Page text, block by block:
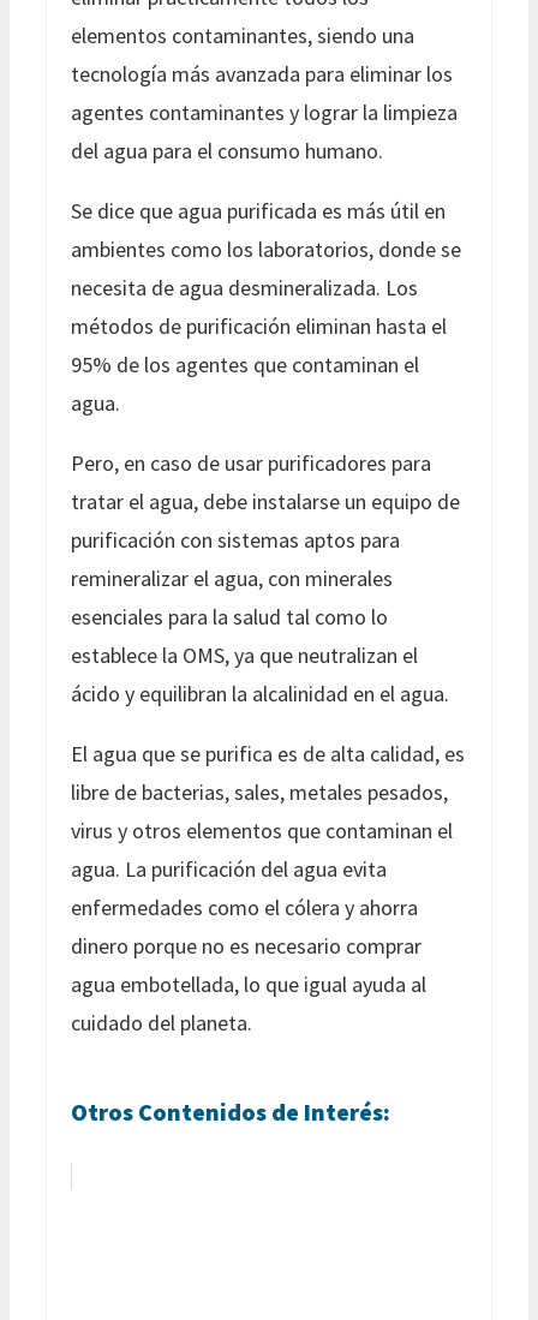
elementos contaminantes, siendo una
tecnología más avanzada para eliminar los
agentes contaminantes y lograr la limpieza
del agua para el consumo humano.
Se dice que agua purificada es más útil en
ambientes como los laboratorios, donde se
necesita de agua desmineralizada. Los
métodos de purificación eliminan hasta el
95% de los agentes que contaminan el
agua.
Pero, en caso de usar purificadores para
tratar el agua, debe instalarse un equipo de
purificación con sistemas aptos para
remineralizar el agua, con minerales
esenciales para la salud tal como lo
establece la OMS, ya que neutralizan el
ácido y equilibran la alcalinidad en el agua.
El agua que se purifica es de alta calidad, es
libre de bacterias, sales, metales pesados,
virus y otros elementos que contaminan el
agua. La purificación del agua evita
enfermedades como el cólera y ahorra
dinero porque no es necesario comprar
agua embotellada, lo que igual ayuda al
cuidado del planeta.
Otros Contenidos de Interés: